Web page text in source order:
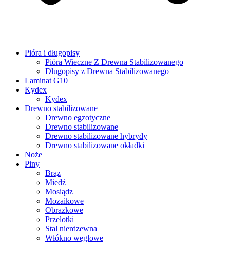
Pióra i długopisy
Pióra Wieczne Z Drewna Stabilizowanego
Długopisy z Drewna Stabilizowanego
Laminat G10
Kydex
Kydex
Drewno stabilizowane
Drewno egzotyczne
Drewno stabilizowane
Drewno stabilizowane hybrydy
Drewno stabilizowane okładki
Noże
Piny
Brąz
Miedź
Mosiądz
Mozaikowe
Obrazkowe
Przelotki
Stal nierdzewna
Włókno węglowe